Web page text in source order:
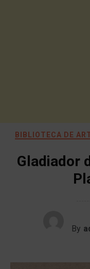
BIBLIOTECA DE
Gladiador
By